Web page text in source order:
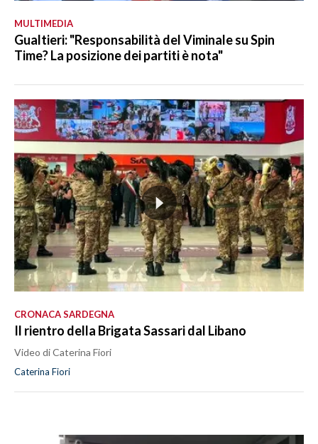
MULTIMEDIA
Gualtieri: "Responsabilità del Viminale su Spin
Time? La posizione dei partiti è nota"
CRONACA SARDEGNA
Il rientro della Brigata Sassari dal Libano
Video di Caterina Fiori
Caterina Fiori